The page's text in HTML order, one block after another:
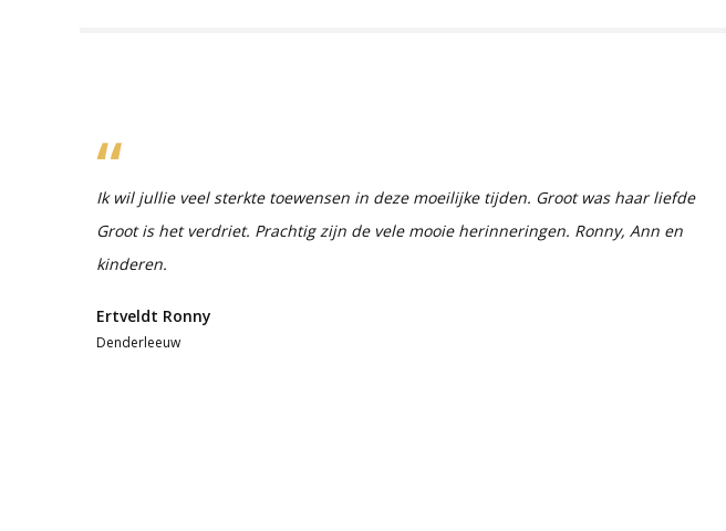
Ik wil jullie veel sterkte toewensen in deze moeilijke tijden. Groot was haar liefde
Groot is het verdriet. Prachtig zijn de vele mooie herinneringen. Ronny, Ann en
kinderen.
Ertveldt Ronny
Denderleeuw